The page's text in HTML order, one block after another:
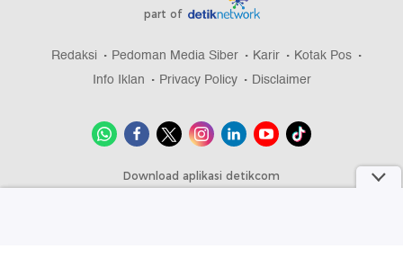
part of
Redaksi Pedoman Media Siber Karir
Kotak Pos
Info Iklan
Privacy Policy Disclaimer
Download aplikasi detikcom